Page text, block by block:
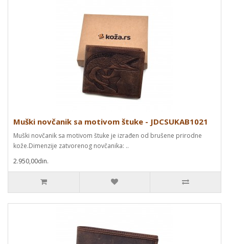
Muški novčanik sa motivom štuke - JDCSUKAB1021
Muški novčanik sa motivom štuke je izrađen od brušene prirodne
kože.Dimenzije zatvorenog novčanika: ..
2.950,00din.